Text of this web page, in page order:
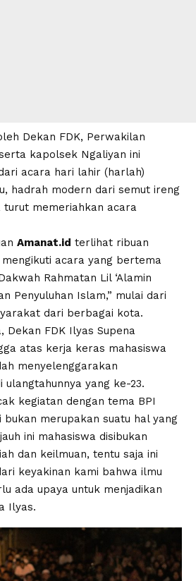
Dekan FDK, Perwakilan
kapolsek Ngaliyan ini
acara hari lahir (harlah)
hadrah modern dari semut ireng
memeriahkan acara
Amanat.id terlihat ribuan
mengikuti acara yang bertema
Rahmatan Lil ‘Alamin
Penyuluhan Islam,” mulai dari
dari berbagai kota.
Dekan FDK Ilyas Supena
atas kerja keras mahasiswa
menyelenggarakan
yang ke-23.
kegiatan dengan tema BPI
merupakan suatu hal yang
ini mahasiswa disibukan
dan keilmuan, tentu saja ini
keyakinan kami bahwa ilmu
ada upaya untuk menjadikan
Ilyas.